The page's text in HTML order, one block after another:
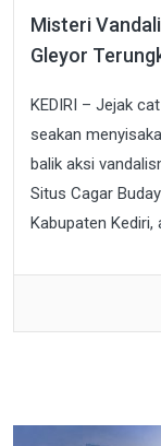
Misteri
Gleyor
KEDIRI – Jejak
seakan
balik aksi
Situs Cagar
Kabupaten Kediri,